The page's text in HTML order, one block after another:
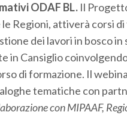
ODAF BL.Il
Regioni, attiverà corsi
dei lavori in bosco
in Cansiglio
di formazione. Il
tematiche con
con MIPAAF,